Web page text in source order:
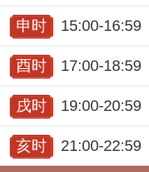
申时 15:00-16:59
酉时 17:00-18:59
戌时 19:00-20:59
亥时 21:00-22:59